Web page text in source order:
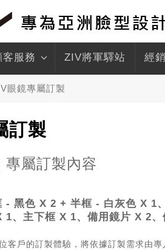
客服務 ZIV將軍驛站 經
眼鏡專屬訂製
訂製
專屬訂製內容
- 黑色 X 2 + 半框 - 白灰色 X 1
、 主下框 X 1、 備用鏡片 X 2、
客戶的訂製體驗，將依據訂製需求由